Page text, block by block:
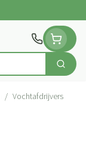
Zoek
/ Vochtafdrijvers